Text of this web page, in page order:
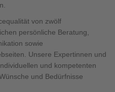
von zwölf
persönliche Beratung,
sowie
Unsere Expertinnen und
und kompetenten
und Bedürfnisse